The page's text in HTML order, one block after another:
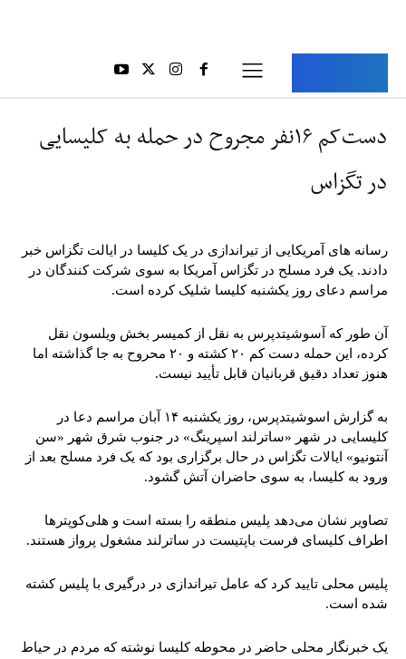
دست‌کم ۱۶نفر مجروح در حمله به کلیسایی
در تگزاس
رسانه های آمریکایی از تیراندازی در یک کلیسا در ایالت تگزاس خبر
دادند. یک فرد مسلح در تگزاس آمریکا به سوی شرکت کنندگان در
مراسم دعای روز یکشنبه کلیسا شلیک کرده است.
آن طور که آسوشیتدپرس به نقل از کمیسر بخش ویلسون نقل
کرده، این حمله دست کم ۲۰ کشته و ۲۰ محروح به جا گذاشته اما
هنوز تعداد دقیق قربانیان قابل تأیید نیست.
به گزارش اسوشیتدپرس، روز یکشنبه ۱۴ آبان مراسم دعا در
کلیسایی در شهر «ساترلند اسپرینگ» در جنوب شرق شهر «سن
آنتونیو» ایالات تگزاس در حال برگزاری بود که یک فرد مسلح بعد از
ورود به کلیسا، به سوی حاضران آتش گشود.
تصاویر نشان می‌دهد پلیس منطقه را بسته است و هلی‌کوپترها
اطراف کلیسای فرست باپتیست در ساترلند مشغول پرواز هستند.
پلیس محلی تایید کرد که عامل تیراندازی در درگیری با پلیس کشته
شده است.
یک خبرنگار محلی حاضر در محوطه کلیسا نوشته که مردم در حیاط